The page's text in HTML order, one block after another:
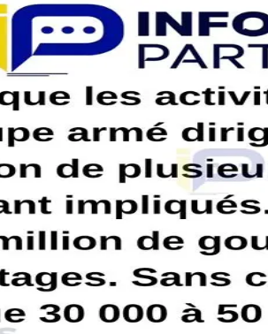
armé dirigé par Izo continuent, avec la
Sans compter d’autres petites
silencieux. Des mouvements d’hommes
un Prado bleu quittant Village de
La victime a été prise en charge
CIRCULATION DES MALFRATS.